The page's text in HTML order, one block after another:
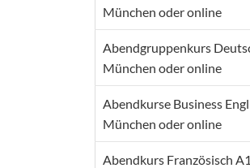
München oder online
Abendgruppenkurs
München oder online
Abendkurse Business
München oder online
Abendkurs Französisch